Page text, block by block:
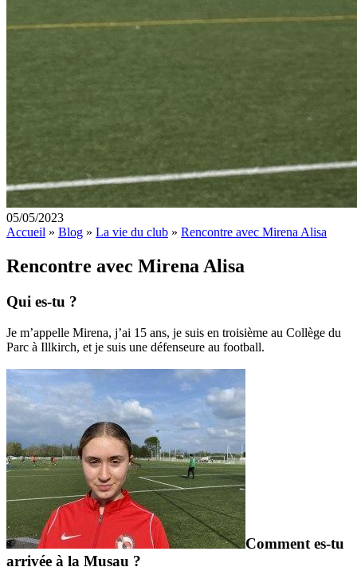
05/05/2023
Accueil » Blog » La vie du club » Rencontre avec Mirena Alisa
Rencontre avec Mirena Alisa
Qui es-tu ?
Je m’appelle Mirena, j’ai 15 ans, je suis en troisième au Collège du
Parc à Illkirch, et je suis une défenseure au football.
Comment es-tu
arrivée à la Musau ?